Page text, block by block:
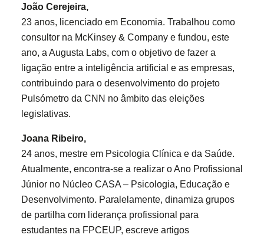
João Cerejeira,
23 anos, licenciado em Economia. Trabalhou como
consultor na McKinsey & Company e fundou, este
ano, a Augusta Labs, com o objetivo de fazer a
ligação entre a inteligência artificial e as empresas,
contribuindo para o desenvolvimento do projeto
Pulsómetro da CNN no âmbito das eleições
legislativas.
Joana Ribeiro,
24 anos, mestre em Psicologia Clínica e da Saúde.
Atualmente, encontra-se a realizar o Ano Profissional
Júnior no Núcleo CASA – Psicologia, Educação e
Desenvolvimento. Paralelamente, dinamiza grupos
de partilha com liderança profissional para
estudantes na FPCEUP, escreve artigos